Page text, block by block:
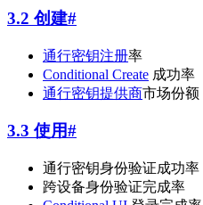
3.2 创建#
通行密钥注册率
Conditional Create 成功率
通行密钥提供商市场份额
3.3 使用#
通行密钥身份验证成功率
跨设备身份验证完成率